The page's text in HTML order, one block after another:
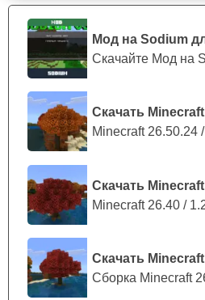
Мод на Sodium
Скачать
Minecraft 26.50.24
Скачать
Minecraft 26.40 /
Скачать
Сборка Minecraft
имеет при себе изысканные
Предложите торговцу свои
выгодную сделку для обоих.
Перед использованием
подключить